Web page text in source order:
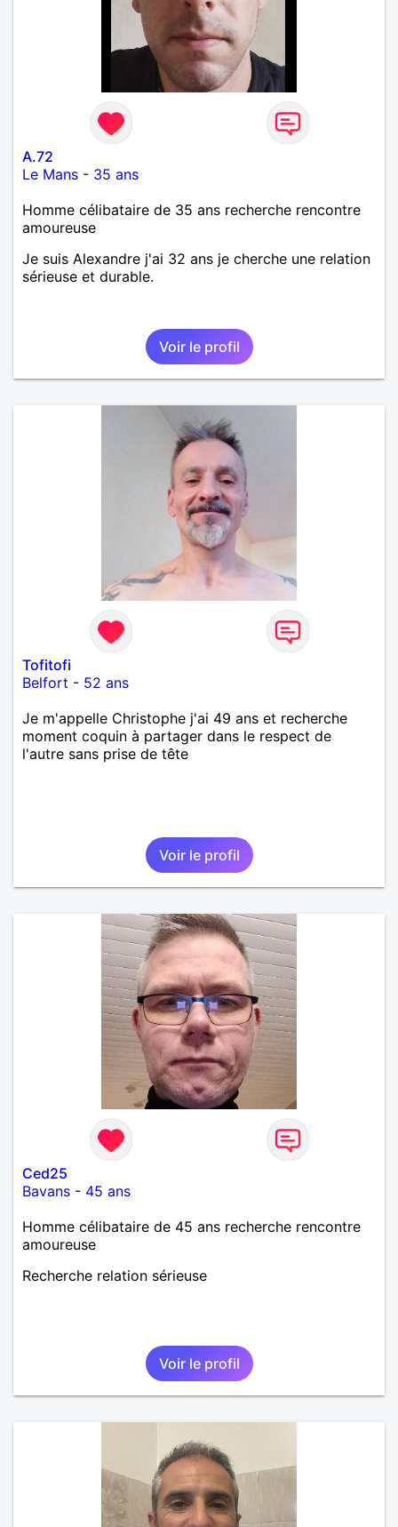
A.72
Le Mans - 35 ans
Homme célibataire de 35 ans recherche rencontre
amoureuse
Je suis Alexandre j'ai 32 ans je cherche une relation
sérieuse et durable.
Voir le profil
Tofitofi
Belfort - 52 ans
Je m'appelle Christophe j'ai 49 ans et recherche
moment coquin à partager dans le respect de
l'autre sans prise de tête
Voir le profil
Ced25
Bavans - 45 ans
Homme célibataire de 45 ans recherche rencontre
amoureuse
Recherche relation sérieuse
Voir le profil